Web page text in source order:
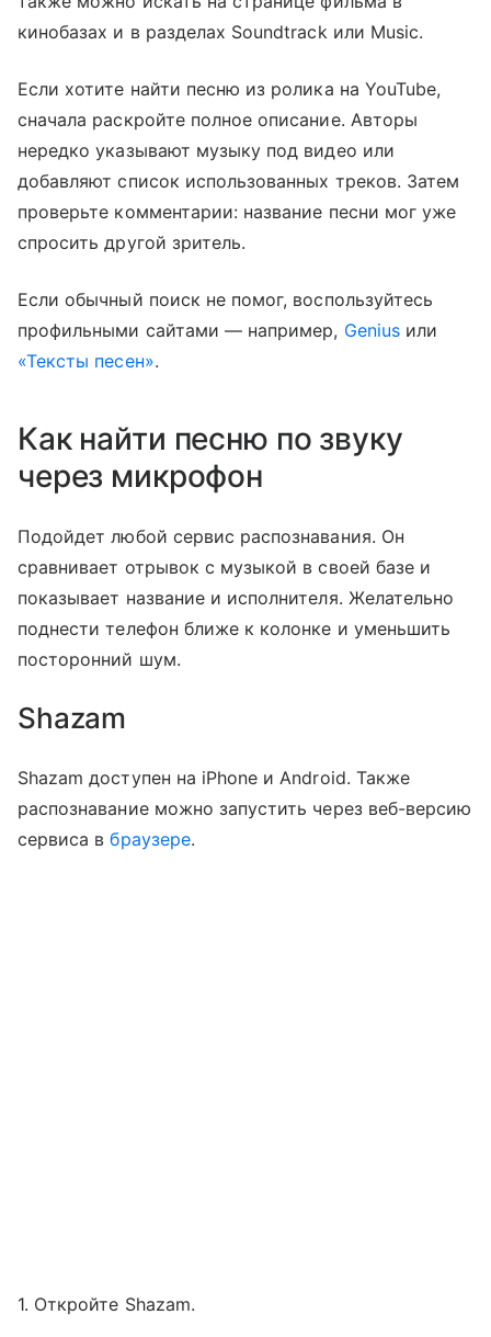
кинобазах и в разделах Soundtrack или Music.
Если хотите найти песню из ролика на YouTube,
сначала раскройте полное описание. Авторы
нередко указывают музыку под видео или
добавляют список использованных треков. Затем
проверьте комментарии: название песни мог уже
спросить другой зритель.
Если обычный поиск не помог, воспользуйтесь
профильными сайтами — например, Geniusили
«Тексты песен».
Как найти песню по звуку
через микрофон
Подойдет любой сервис распознавания. Он
сравнивает отрывок с музыкой в своей базе и
показывает название и исполнителя. Желательно
поднести телефон ближе к колонке и уменьшить
посторонний шум.
Shazam
Shazam доступен на iPhone и Android. Также
распознавание можно запустить через веб-версию
сервиса вбраузере.
1. Откройте Shazam.